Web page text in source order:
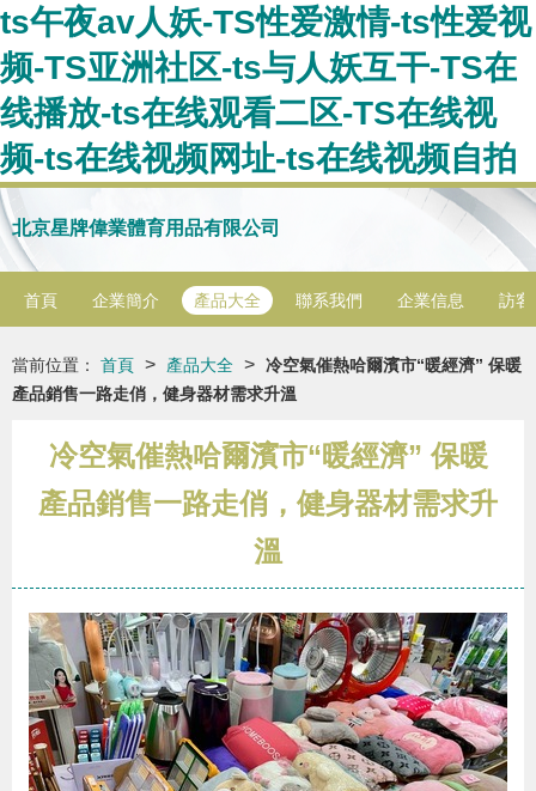
ts午夜av人妖-TS性爱激情-ts性爱视
频-TS亚洲社区-ts与人妖互干-TS在
线播放-ts在线观看二区-TS在线视
频-ts在线视频网址-ts在线视频自拍
北京星牌偉業體育用品有限公司
首頁 企業簡介 產品大全 聯系我們 企業信息 訪客
當前位置： 首頁 > 產品大全 > 冷空氣催熱哈爾濱市“暖經濟” 保暖
產品銷售一路走俏，健身器材需求升溫
冷空氣催熱哈爾濱市“暖經濟” 保暖
產品銷售一路走俏，健身器材需求升
溫